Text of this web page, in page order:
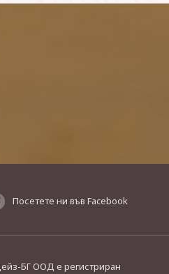
Посетете ни във Facebook
БГ ООД е регистриран